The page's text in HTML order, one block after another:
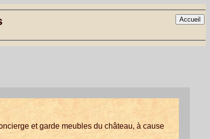
et garde meubles du château, à cause